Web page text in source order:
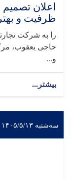
اعلان
ظرفیت و
را به شرکت
حاجی یعقوب،
و...
بیشتر...
سه‌شنبه ۱۴۰۵/۵/۱۳ - ۱۵:۱۴